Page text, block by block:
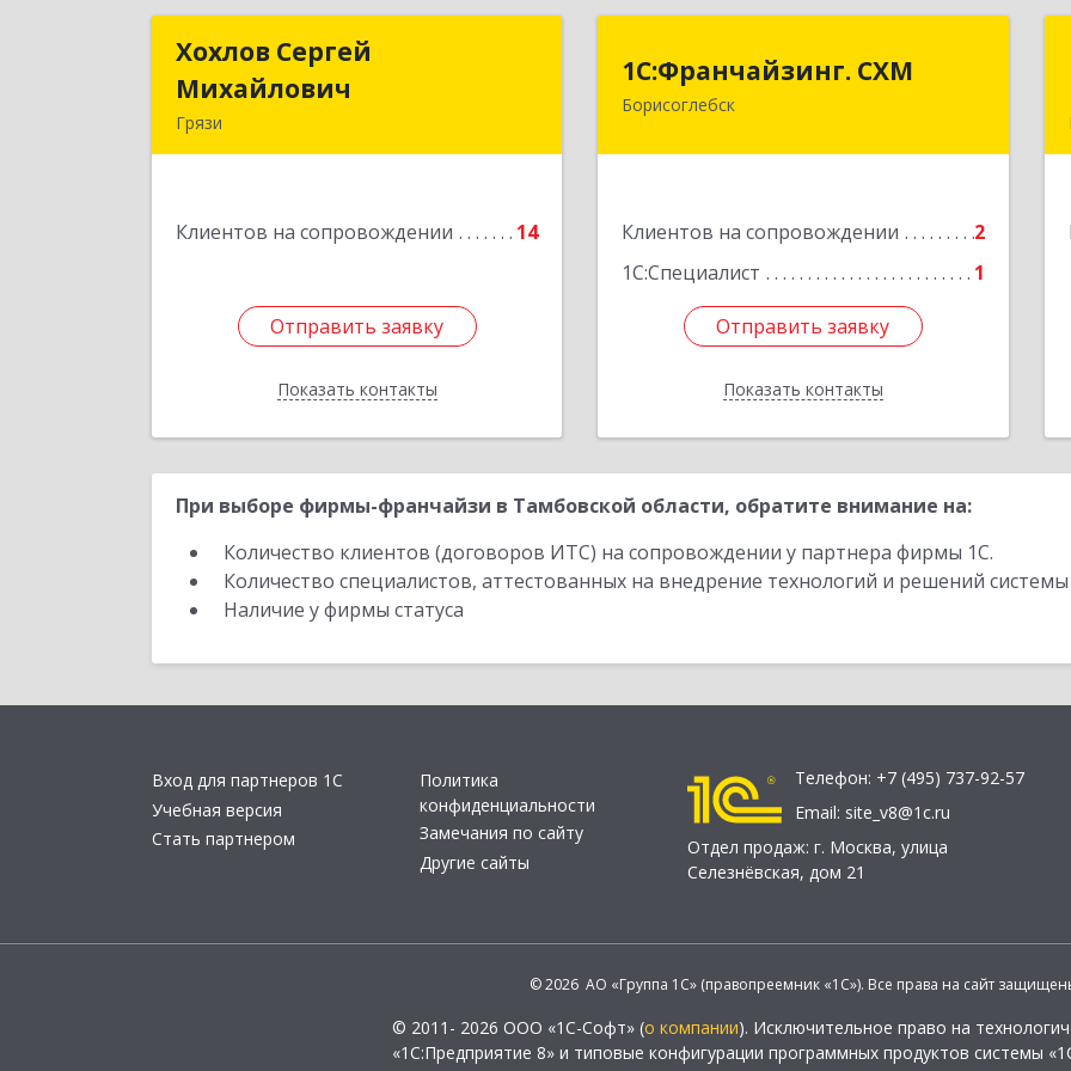
Хохлов Сергей
Михайлович
Грязи
Клиентов на сопровождении 14
Отправить заявку
Показать контакты
Хохлов Сергей
Подробнее
Отправить заявку
Назад
1С:Франчайзинг. СХМ
Борисоглебск
Клиентов на сопровождении
2
1С:Специалист
1
Отправить заявку
Показать контакты
1С:Франчайзинг. СХМ
Подробнее
Отправить заявку
Назад
При выборе фирмы-франчайзи в Тамбовской области, обратите внимание на:
Количество клиентов (договоров ИТС) на сопровождении у партнера фирмы 1С.
Количество специалистов, аттестованных на внедрение технологий и решений
Наличие у фирмы статуса
Вход для партнеров 1С
Учебная версия
Стать партнером
Политика
конфиденциальности
Замечания по сайту
Другие сайты
Телефон: +7 (495) 737-92-57
Email: site_v8@1c.ru
Отдел продаж: г. Москва, улица
Селезнёвская, дом 21
© 2026 АО «Группа 1С» (правопреемник «1С»). Все права на сайт
© 2011- 2026 ООО «1С-Софт» (о компании). Исключительное право на
«1С:Предприятие 8» и типовые конфигурации программных продуктов системы